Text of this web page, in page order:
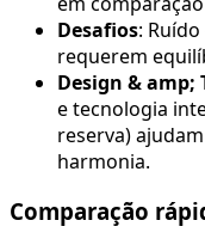
Desafios:
requerem
Design & amp;
e tecnologia
reserva)
harmonia.
Comparação